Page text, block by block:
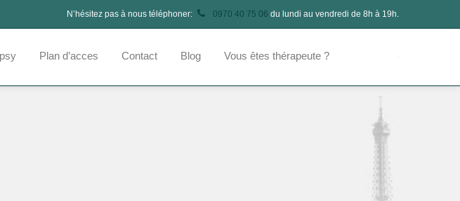
N’hésitez pas à nous téléphoner: 0970 40 75 06 du lundi au vendredi de 8h à 19h.
Plan d’acces Contact Blog Vous êtes thérapeute ?